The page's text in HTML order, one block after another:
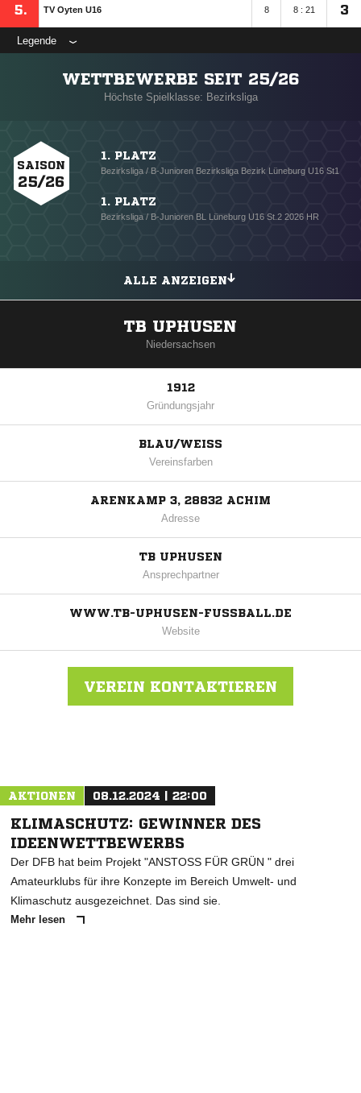
5. TV Oyten U16 8 8 : 21 3
Legende
WETTBEWERBE SEIT 25/26
Höchste Spielklasse: Bezirksliga
SAISON
25/26
1. PLATZ
Bezirksliga / B-Junioren Bezirksliga Bezirk Lüneburg U16 St1
1. PLATZ
Bezirksliga / B-Junioren BL Lüneburg U16 St.2 2026 HR
ALLE ANZEIGEN
TB UPHUSEN
Niedersachsen
1912
Gründungsjahr
BLAU/WEISS
Vereinsfarben
ARENKAMP 3, 28832 ACHIM
Adresse
TB UPHUSEN
Ansprechpartner
WWW.TB-UPHUSEN-FUSSBALL.DE
Website
VEREIN KONTAKTIEREN
AKTIONEN 08.12.2024 | 22:00
KLIMASCHUTZ: GEWINNER DES
IDEENWETTBEWERBS
Der DFB hat beim Projekt "ANSTOSS FÜR GRÜN " drei
Amateurklubs für ihre Konzepte im Bereich Umwelt- und
Klimaschutz ausgezeichnet. Das sind sie.
Mehr lesen